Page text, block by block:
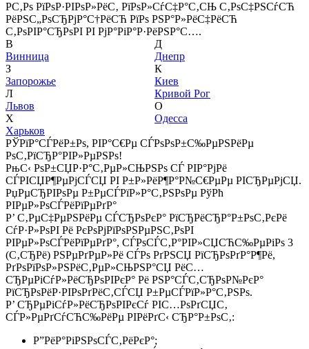
Р­С‚Рѕ РїРѕР·РІРѕР»РёС‚ РїРѕР»СѓС‡Р°С‚СЊ С‚РѕС‡РЅСѓСЋ
РёРЅС„РѕСЂРјР°С†РёСЋ РїРѕ РЅР°Р»РёС‡РёСЋ
С‚РѕРІР°СЂРѕРІ РІ РјР°РіР°Р·РёРЅР°С….
В
Винница
З
Запорожье
Л
Львов
Х
Харьков
Д
Днепр
К
Киев
Кривой Рог
О
Одесса
РЎРїР°СЃРёР±Рѕ, РІР°С€Рµ СЃРѕРѕР±С‰РµРЅРёРµ
РѕС‚РїСЂР°РІР»РµРЅРѕ!
РњС‹ РѕР±СЏР·Р°С‚РµР»СЊРЅРѕ СЃ РІР°РјРё
СЃРІСЏР¶РµРјСЃСЏ РІ Р±Р»РёР¶Р°Р№С€РµРµ РІСЂРµРјСЏ.
РџРµСЂРІРѕРµ Р±РµСЃРїР»Р°С‚РЅРѕРµ РўРћ
РІРµР»РѕСЃРёРїРµРґР°
Р’ С‚РµС‡РµРЅРёРµ СЃСЂРѕРєР° РїСЂРёСЂР°Р±РѕС‚РєРё
СѓР·Р»РѕРІ Рё РєРѕРјРїРѕРЅРµРЅС‚РѕРІ
РІРµР»РѕСЃРёРїРµРґР°, СЃРѕСЃС‚Р°РІР»СЏСЋС‰РµРіРѕ 3
(С‚СЂРё) РЅРµРґРµР»Рё СЃРѕ РґРЅСЏ РїСЂРѕРґР°Р¶Рё,
РґРѕРїРѕР»РЅРёС‚РµР»СЊРЅР°СЏ РёС…
СЂРµРіСѓР»РёСЂРѕРІРєР° Рё РЅР°СЃС‚СЂРѕР№РєР°
РїСЂРѕРёР·РІРѕРґРёС‚СЃСЏ Р±РµСЃРїР»Р°С‚РЅРѕ.
Р’ СЂРµРіСѓР»РёСЂРѕРІРєСѓ РІС…РѕРґСЏС‚
СЃР»РµРґСѓСЋС‰РёРµ РІРёРґС‹ СЂР°Р±РѕС‚:
Р”РёР°РіРЅРѕСЃС‚РёРєР°;